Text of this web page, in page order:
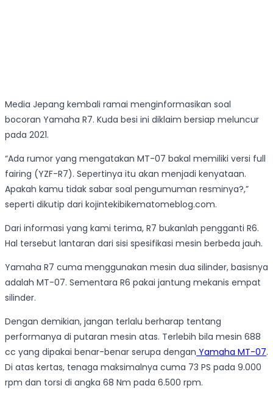
Media Jepang kembali ramai menginformasikan soal
bocoran Yamaha R7. Kuda besi ini diklaim bersiap meluncur
pada 2021.
“Ada rumor yang mengatakan MT-07 bakal memiliki versi full
fairing (YZF-R7). Sepertinya itu akan menjadi kenyataan.
Apakah kamu tidak sabar soal pengumuman resminya?,”
seperti dikutip dari kojintekibikematomeblog.com.
Dari informasi yang kami terima, R7 bukanlah pengganti R6.
Hal tersebut lantaran dari sisi spesifikasi mesin berbeda jauh.
Yamaha R7 cuma menggunakan mesin dua silinder, basisnya
adalah MT-07. Sementara R6 pakai jantung mekanis empat
silinder.
Dengan demikian, jangan terlalu berharap tentang
performanya di putaran mesin atas. Terlebih bila mesin 688
cc yang dipakai benar-benar serupa dengan Yamaha MT-07.
Di atas kertas, tenaga maksimalnya cuma 73 PS pada 9.000
rpm dan torsi di angka 68 Nm pada 6.500 rpm.